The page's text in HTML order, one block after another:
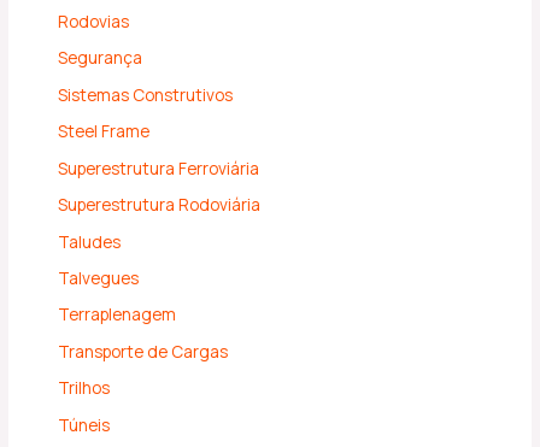
Rodovias
Segurança
Sistemas Construtivos
Steel Frame
Superestrutura Ferroviária
Superestrutura Rodoviária
Taludes
Talvegues
Terraplenagem
Transporte de Cargas
Trilhos
Túneis